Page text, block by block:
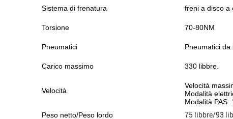
Sistema di frenatura freni a disco a
Torsione 70-80NM
Pneumatici Pneumatici da
Carico massimo 330 libbre.
Velocità
Velocità
Modalità
Modalità PAS:
Peso netto/Peso lordo
75 libbre/93